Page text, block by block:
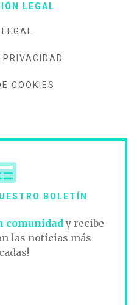
LEGAL
COOKIES
BOLETÍN
comunidad y recibe
las noticias más